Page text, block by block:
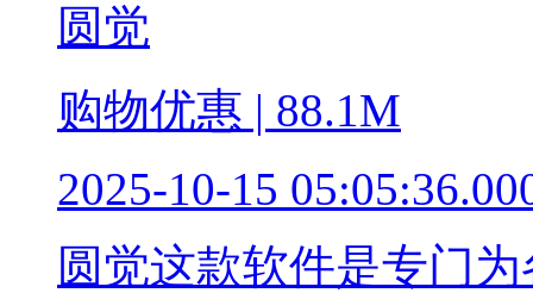
圆觉
购物优惠 | 88.1M
2025-10-15
圆觉这款软件是专门